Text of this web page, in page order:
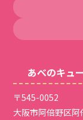
あべのキュ
〒545-0052
大阪市阿倍野区